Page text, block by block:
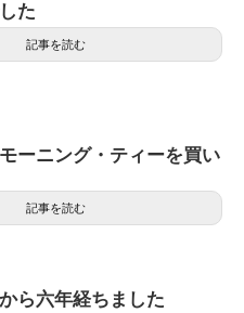
た
記事を読む
ーニング・ティーを買い
記事を読む
ら六年経ちました